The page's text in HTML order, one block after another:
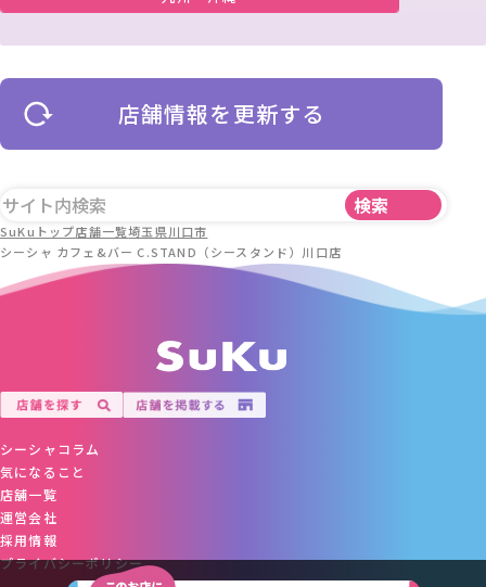
店舗情報を更新する
SuKuトップ店舗一覧埼玉県川口市
シーシャ カフェ&バー C.STAND（シースタンド）川口店
シーシャコラム
気になること
店舗一覧
運営会社
採用情報
プライバシーポリシー